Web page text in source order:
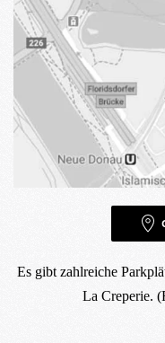
Es gibt zahlreiche
La Creperie.